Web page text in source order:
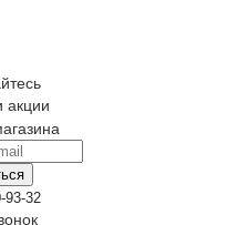
акции
93-32